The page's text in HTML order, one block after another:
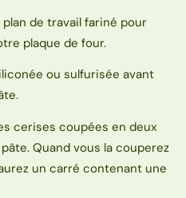
plan de travail fariné pour
plaque de four.
ou sulfurisée avant
cerises coupées en deux
Quand vous la couperez
un carré contenant une